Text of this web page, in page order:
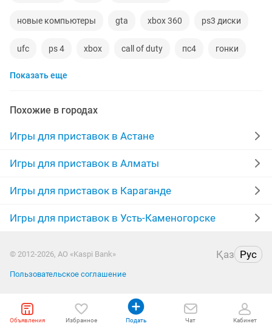
новые компьютеры gta xbox 360 ps3 диски
ufc ps 4 xbox call of duty пс4 гонки
god of war
lego диски ps4 новые ps4
sony playstation nintendo диски на ps4
horizon диски ps
Показать еще
Похожие в городах
Игры для приставок в Астане
Игры для приставок в Алматы
Игры для приставок в Караганде
Игры для приставок в Усть-Каменогорске
© 2012-2026, АО «Kaspi Bank» Қаз Рус
Пользовательское соглашение
Объявления Избранное Подать Чат Кабинет